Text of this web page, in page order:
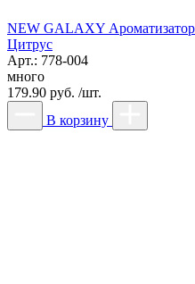
NEW GALAXY
Цитрус
Арт.: 778-004
много
179.90 руб. /шт.
В корзину